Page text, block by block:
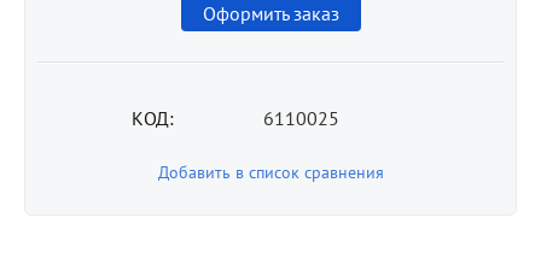
Оформить заказ
КОД: 6110025
Добавить в список сравнения